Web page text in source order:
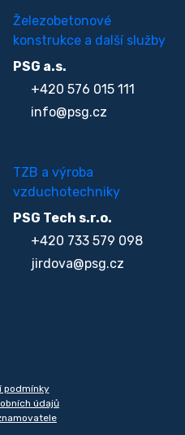
Železobetonové
konstrukce a další služby
PSG a.s.
+420 576 015 111
info@psg.cz
TZB a výroba
vzduchotechniky
PSG Tech s.r.o.
+420 733 579 098
jirdova@psg.cz
podmínky
údajů